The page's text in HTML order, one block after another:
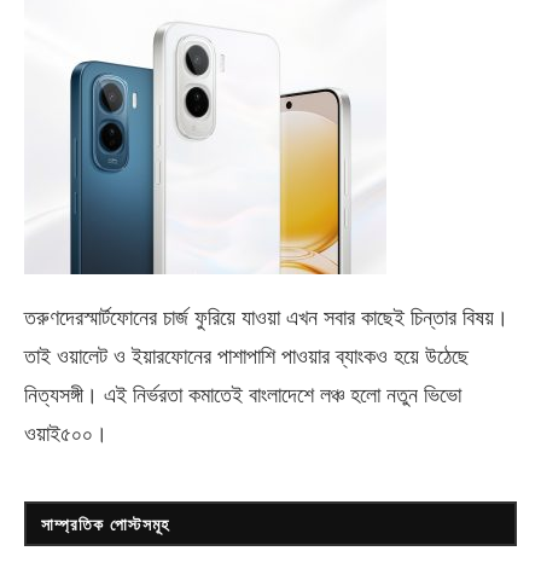
তরুণদেরস্মার্টফোনের চার্জ ফুরিয়ে যাওয়া এখন সবার কাছেই চিন্তার বিষয়।
তাই ওয়ালেট ও ইয়ারফোনের পাশাপাশি পাওয়ার ব্যাংকও হয়ে উঠেছে
নিত্যসঙ্গী। এই নির্ভরতা কমাতেই বাংলাদেশে লঞ্চ হলো নতুন ভিভো
ওয়াই৫০০ ।
সাম্প্রতিক পোস্টসমূহ